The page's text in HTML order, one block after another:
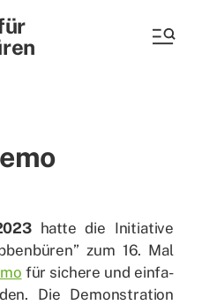
hat­te die In­itia­ti­ve
zum 16. Mal
für si­che­re und ein­fa­
Die De­mons­tra­ti­on